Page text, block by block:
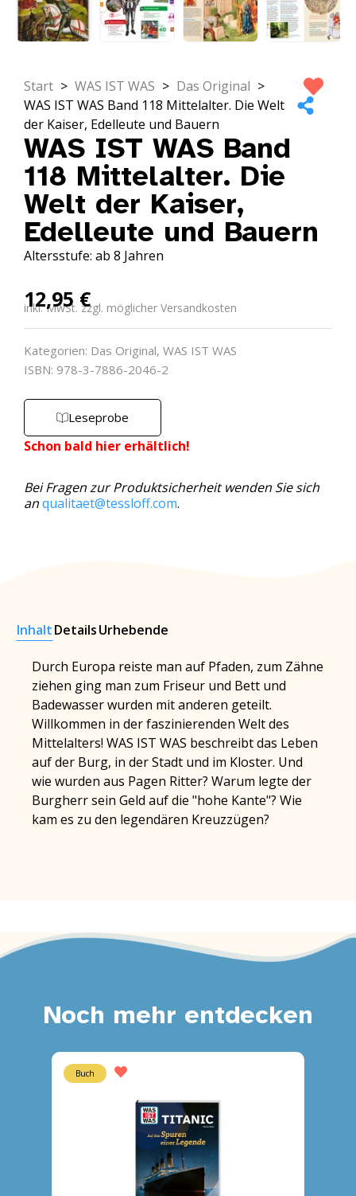
Start > WAS IST WAS > Das Original >
WAS IST WAS Band 118 Mittelalter. Die Welt
der Kaiser, Edelleute und Bauern
WAS IST WAS Band
118 Mittelalter. Die
Welt der Kaiser,
Edelleute und Bauern
Altersstufe: ab 8 Jahren
12,95 €
inkl. MwSt. zzgl. möglicher Versandkosten
Kategorien: Das Original, WAS IST WAS
ISBN: 978-3-7886-2046-2
Leseprobe
Schon bald hier erhältlich!
Bei Fragen zur Produktsicherheit wenden Sie sich
anqualitaet@tessloff.com.
InhaltDetailsUrhebende
Durch Europa reiste man auf Pfaden, zum Zähne
ziehen ging man zum Friseur und Bett und
Badewasser wurden mit anderen geteilt.
Willkommen in der faszinierenden Welt des
Mittelalters! WAS IST WAS beschreibt das Leben
auf der Burg, in der Stadt und im Kloster. Und
wie wurden aus Pagen Ritter? Warum legte der
Burgherr sein Geld auf die "hohe Kante"? Wie
kam es zu den legendären Kreuzzügen?
Noch mehr entdecken
Buch